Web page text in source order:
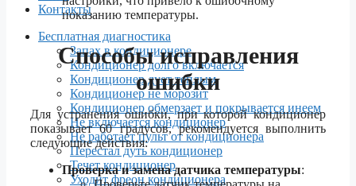
Контакты
Бесплатная диагностика
Запах в кондиционере
Кондиционер долго включается
Кондиционер дует теплым
Кондиционер не морозит
Кондиционер обмерзает и покрывается инеем
Не включается кондиционер
Не работает пульт от кондиционера
Перестал дуть кондиционер
Течет кондиционер
Уходит фреон кондиционера
показанию температуры.
Способы исправления
ошибки
Для устранения ошибки, при которой кондиционер
показывает 60 градусов, рекомендуется выполнить
следующие действия:
Проверка и замена датчика температуры: